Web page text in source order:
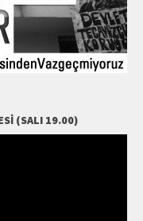
(SALI 19.00)